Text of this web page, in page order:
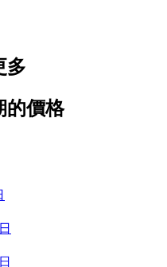
多
的價格